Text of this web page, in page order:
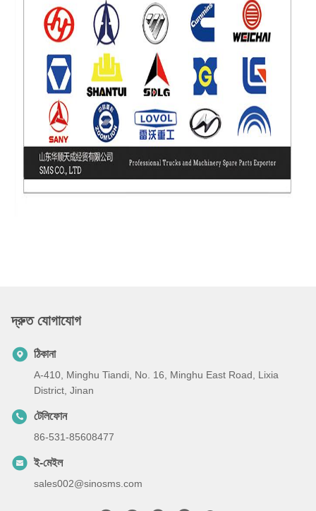
দ্রুত যোগাযোগ
ঠিকানা
A-410, Minghu Tiandi, No. 16, Minghu East Road, Lixia
District, Jinan
টেলিফোন
86-531-85608477
ই-মেইল
sales002@sinosms.com